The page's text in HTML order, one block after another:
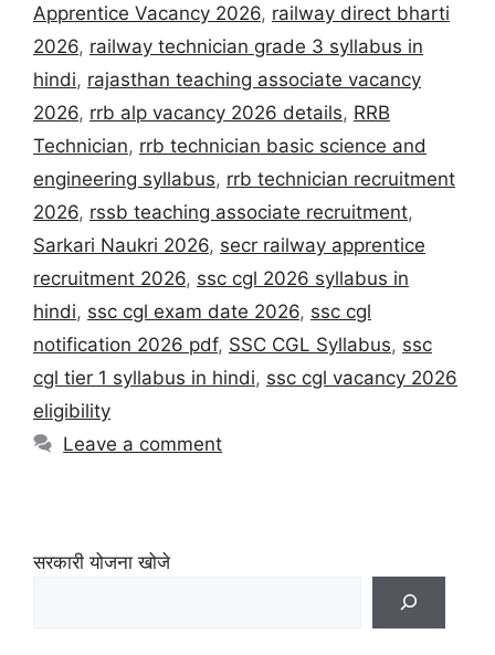
Apprentice Vacancy 2026, railway direct bharti
2026, railway technician grade 3 syllabus in
hindi, rajasthan teaching associate vacancy
2026, rrb alp vacancy 2026 details, RRB
Technician, rrb technician basic science and
engineering syllabus, rrb technician recruitment
2026, rssb teaching associate recruitment,
Sarkari Naukri 2026, secr railway apprentice
recruitment 2026, ssc cgl 2026 syllabus in
hindi, ssc cgl exam date 2026, ssc cgl
notification 2026 pdf, SSC CGL Syllabus, ssc
cgl tier 1 syllabus in hindi, ssc cgl vacancy 2026
eligibility
Leave a comment
सरकारी योजना खोजे